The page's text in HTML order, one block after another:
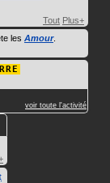
Tout Plus+
les Amour.
voir toute l'activité